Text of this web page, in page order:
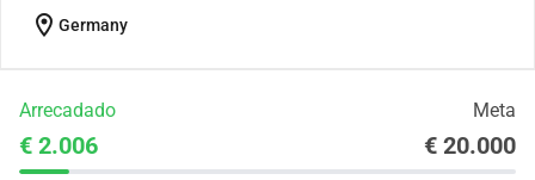
location_on Germany
Arrecadado Meta
€ 2.006 € 20.000